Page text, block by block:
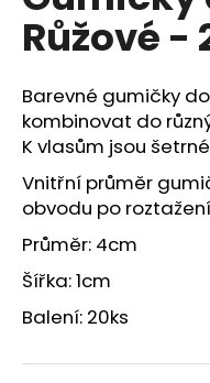
0,0
hvězdiček.
Růžové -
Barevné gumičky
kombinovat do
K vlasům jsou
Vnitřní průměr
obvodu po
Průměr: 4cm
Šířka: 1cm
Balení: 20ks
a
j
í
t
?